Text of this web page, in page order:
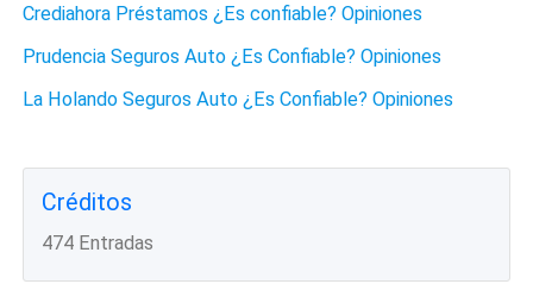
Crediahora Préstamos ¿Es confiable? Opiniones
Prudencia Seguros Auto ¿Es Confiable? Opiniones
La Holando Seguros Auto ¿Es Confiable? Opiniones
Créditos
474 Entradas